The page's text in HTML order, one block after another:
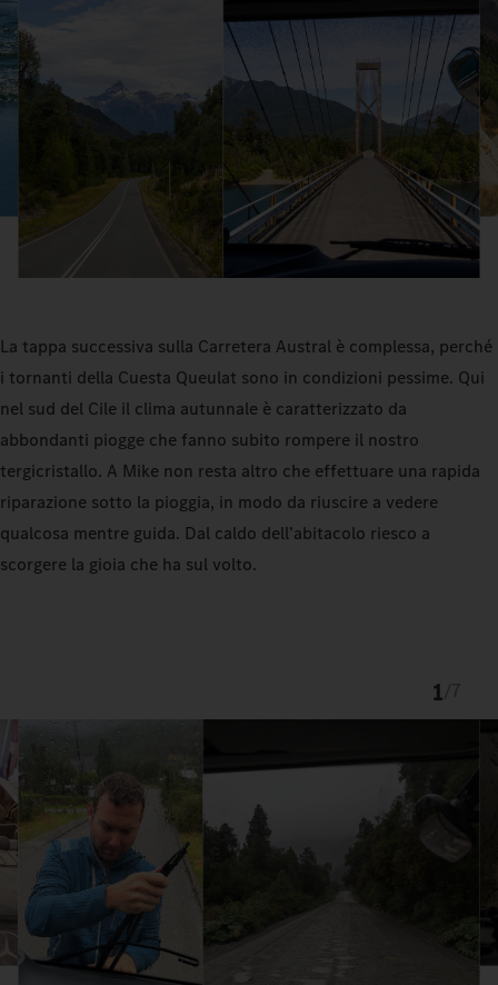
La tappa successiva sulla Carretera Austral è complessa, perché
i tornanti della Cuesta Queulat sono in condizioni pessime. Qui
nel sud del Cile il clima autunnale è caratterizzato da
abbondanti piogge che fanno subito rompere il nostro
tergicristallo. A Mike non resta altro che effettuare una rapida
riparazione sotto la pioggia, in modo da riuscire a vedere
qualcosa mentre guida. Dal caldo dell’abitacolo riesco a
scorgere la gioia che ha sul volto.
1